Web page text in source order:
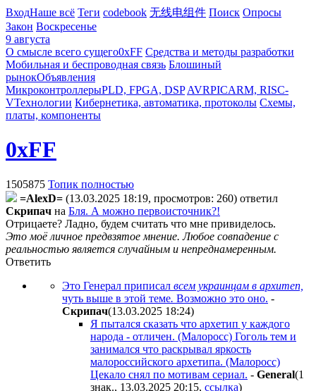
ВходНаше всё Теги codebook 无线电组件 Поиск Опросы
Закон Воскресенье
9 августа
О смысле всего сущего0xFF Средства и методы разработки
Мобильная и беспроводная связь Блошиный
рынокОбъявления
МикроконтроллерыPLD, FPGA, DSP AVRPICARM, RISC-
VТехнологии Кибернетика, автоматика, протоколы Схемы,
платы, компоненты
0xFF
1505875 Топик полностью
=AlexD= (13.03.2025 18:19, просмотров: 260) ответил
Cкpипaч на Бля. А можно первоисточник?!
Отрицаете? Ладно, будем считать что мне привиделось.
Это моё личное предвзятое мнение. Любое совпадение с
реальностью является случайным и непреднамеренным.
Ответить
Это Генерал приписал всем украинцам в архитеп,
чуть выше в этой теме. Возможно это оно. -
Cкpипaч(13.03.2025 18:24)
Я пытался сказать что архетип у каждого
народа - отличен. (Малоросс) Гоголь тем и
занимался что раскрывал яркость
малороссийского архетипа. (Малоросс)
Цекало снял по мотивам сериал. - General(1
знак., 13.03.2025 20:15, ссылка)